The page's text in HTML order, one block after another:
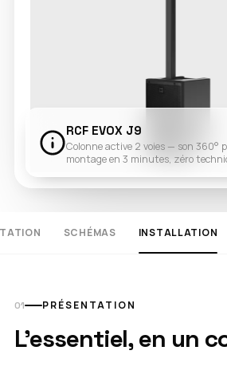
RCF EVOX J9
Colonne active 2 voies — son 360°
montage en 3 minutes, zéro
SCHÉMAS INSTALLATION
PRÉSENTATION
L'essentiel, en un